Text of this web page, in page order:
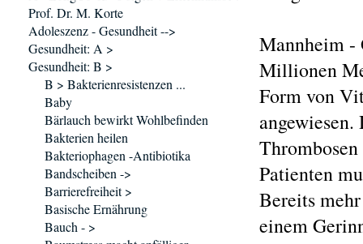
Mannheim -
Millionen
Form von
Patienten
Bereits
einem
Prof. Dr. M. Korte
Adoleszenz - Gesundheit -->
Gesundheit: A >
Gesundheit: B >
B > Bakterienresistenzen ...
Baby
Bärlauch bewirkt Wohlbefinden
Bakterien heilen
Bakteriophagen -Antibiotika
Bandscheiben ->
Barrierefreiheit >
Basische Ernährung
Bauch - >